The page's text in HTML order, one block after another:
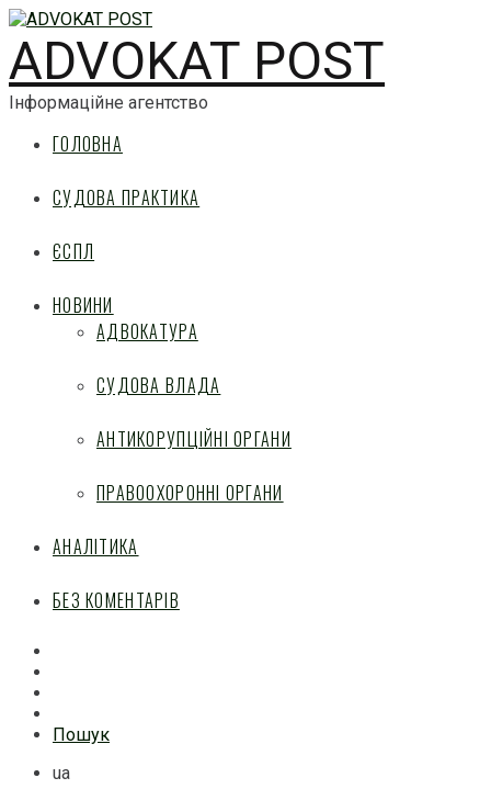
ADVOKAT POST
Інформаційне агентство
ГОЛОВНА
СУДОВА ПРАКТИКА
ЄСПЛ
НОВИНИ
АДВОКАТУРА
СУДОВА ВЛАДА
АНТИКОРУПЦІЙНІ ОРГАНИ
ПРАВООХОРОННІ ОРГАНИ
АНАЛІТИКА
БЕЗ КОМЕНТАРІВ
Пошук
ua